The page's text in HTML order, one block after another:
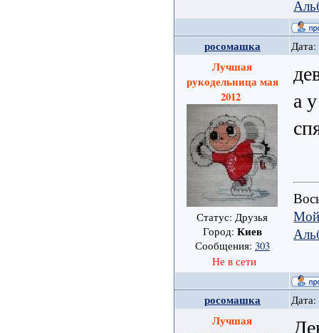
росомашка Дата:
Лучшая
рукодельница мая
2012
Статус: Друзья
Город: Киев
Сообщения: 303
Не в сети
а
росомашка
Лучшая